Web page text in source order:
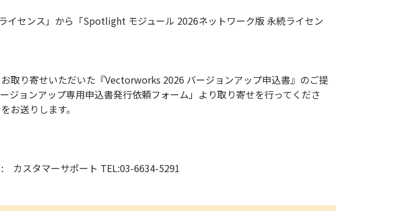
イセンス」から「Spotlight モジュール 2026ネットワーク版 永続ライセン
取り寄せいただいた『Vectorworks 2026 バージョンアップ申込書』のご提
ジョンアップ専用申込書発行依頼フォーム」より取り寄せを行ってくださ
お送りします。
カスタマーサポート TEL:03-6634-5291